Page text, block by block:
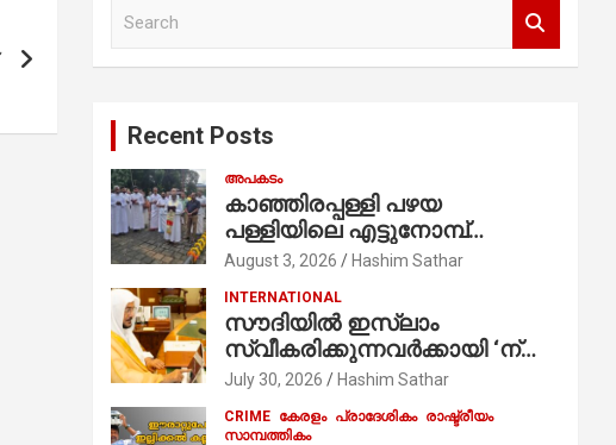
Recent Posts
അപകടം
കാഞ്ഞിരപ്പള്ളി പഴയ
പള്ളിയിലെ എട്ടുനോമ്പ്
ആചരണത്തിന്റെ ഭാഗമായുള്ള
ആർച്ച് പ്രീസ്റ്റ് വെരി. റവ.ഫാ.
കുര്യൻ താമരശ്ശേരി
നിർവഹിക്കുന്നു.
August 3, 2026 Hashim Sathar
INTERNATIONAL
സൗദിയില്‍ ഇസ്‌ലാം
സ്വീകരിക്കുന്നവര്‍ക്കായി ‘ന്യൂ
മുസ്ലിം’ ഡിജിറ്റല്‍ കാര്‍ഡ്
സേവനം ആരംഭിച്ചു
July 30, 2026 Hashim Sathar
CRIME കേരളം പ്രാദേശികം രാഷ്ട്രീയം
സാമ്പത്തികം